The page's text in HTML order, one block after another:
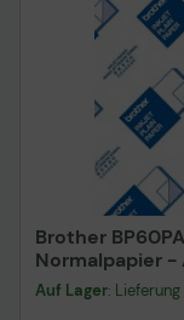
Brother
Normalpapier -
420 mm) - 73
Blatt - für DCP
Auf Lager: